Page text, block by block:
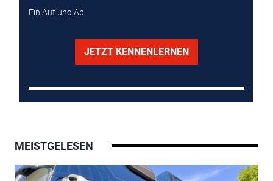
Ein Auf und Ab
JETZT KENNENLERNEN
MEISTGELESEN